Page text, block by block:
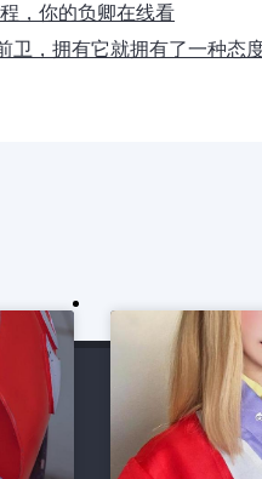
，你的负卿在线看
卫，拥有它就拥有了一种态